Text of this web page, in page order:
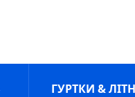
ГУРТКИ &